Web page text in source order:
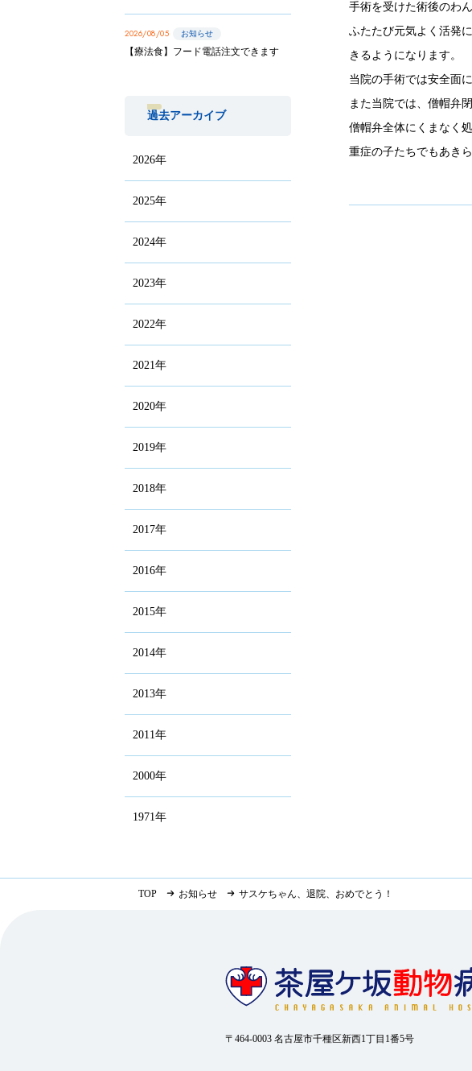
2026/08/05 お知らせ
【療法食】フード電話注文できます
過去アーカイブ
2026年
2025年
2024年
2023年
2022年
2021年
2020年
2019年
2018年
2017年
2016年
2015年
2014年
2013年
2011年
2000年
1971年
手術を受けた術後のわ
ふたたび元気よく活発
きるようになります。
当院の手術では安全面
また当院では、僧帽弁
僧帽弁全体にくまなく
重症の子たちでもあき
TOP お知らせ サスケちゃん、退院、おめでとう！
〒464-0003 名古屋市千種区新西1丁目1番5号